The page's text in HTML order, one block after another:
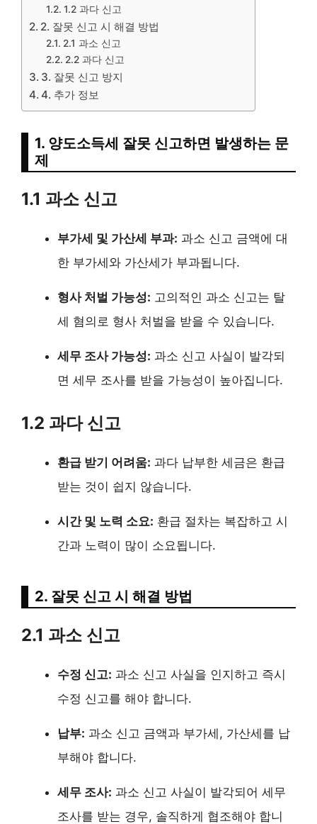
1.2 과다 신고
2. 잘못 신고 시 해결 방법
2.1 과소 신고
2.2 과다 신고
3. 잘못 신고 방지
4. 추가 정보
1. 양도소득세 잘못 신고하면 발생하는 문
제
1.1 과소 신고
부가세 및 가산세 부과: 과소 신고 금액에 대
한 부가세와 가산세가 부과됩니다.
형사 처벌 가능성: 고의적인 과소 신고는 탈
세 혐의로 형사 처벌을 받을 수 있습니다.
세무 조사 가능성: 과소 신고 사실이 발각되
면 세무 조사를 받을 가능성이 높아집니다.
1.2 과다 신고
환급 받기 어려움: 과다 납부한 세금은 환급
받는 것이 쉽지 않습니다.
시간 및 노력 소요: 환급 절차는 복잡하고 시
간과 노력이 많이 소요됩니다.
2. 잘못 신고 시 해결 방법
2.1 과소 신고
수정 신고: 과소 신고 사실을 인지하고 즉시
수정 신고를 해야 합니다.
납부: 과소 신고 금액과 부가세, 가산세를 납
부해야 합니다.
세무 조사: 과소 신고 사실이 발각되어 세무
조사를 받는 경우, 솔직하게 협조해야 합니